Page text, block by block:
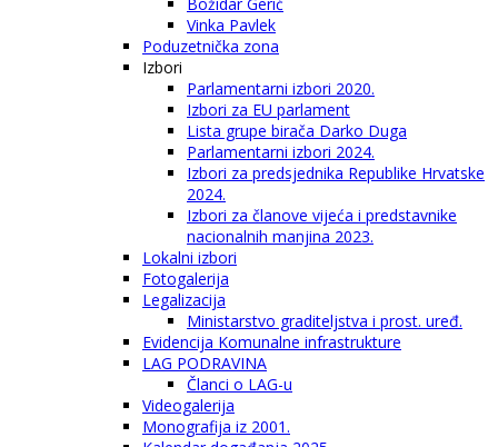
Vinka Pavlek
Poduzetnička zona
Izbori
Parlamentarni izbori 2020.
Izbori za EU parlament
Lista grupe birača Darko Duga
Parlamentarni izbori 2024.
Izbori za predsjednika Republike Hrvatske
2024.
Izbori za članove vijeća i predstavnike
nacionalnih manjina 2023.
Lokalni izbori
Fotogalerija
Legalizacija
Ministarstvo graditeljstva i prost. uređ.
Evidencija Komunalne infrastrukture
LAG PODRAVINA
Članci o LAG-u
Videogalerija
Monografija iz 2001.